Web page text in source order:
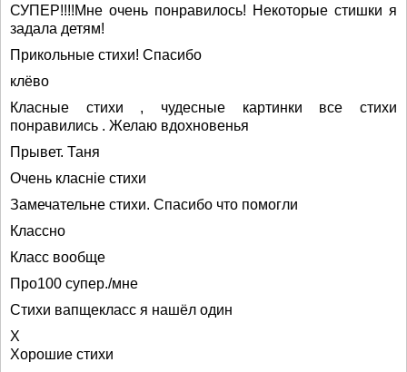
СУПЕР!!!!Мне очень понравилось! Некоторые стишки я
задала детям!
Прикольные стихи! Спасибо
клёво
Класные стихи , чудесные картинки все стихи
понравились . Желаю вдохновенья
Прывет. Таня
Очень класніе стихи
Замечательне стихи. Спасибо что помогли
Классно
Класс вообще
Про100 супер./мне
Стихи вапщекласс я нашёл один
Х
Хорошие стихи